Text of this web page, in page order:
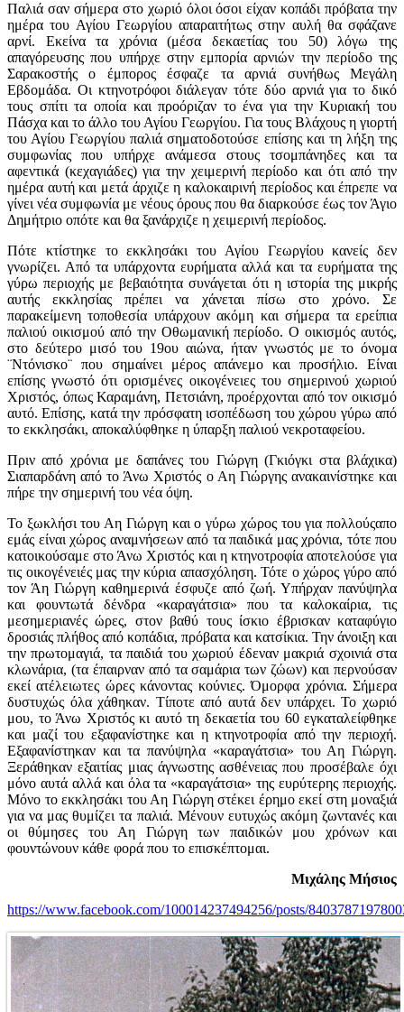
Παλιά σαν σήμερα στο χωριό όλοι όσοι είχαν κοπάδι πρόβατα την
ημέρα του Αγίου Γεωργίου απαραιτήτως στην αυλή θα σφάζανε
αρνί. Εκείνα τα χρόνια (μέσα δεκαετίας του 50) λόγω της
απαγόρευσης που υπήρχε στην εμπορία αρνιών την περίοδο της
Σαρακοστής ο έμπορος έσφαζε τα αρνιά συνήθως Μεγάλη
Εβδομάδα. Οι κτηνοτρόφοι διάλεγαν τότε δύο αρνιά για το δικό
τους σπίτι τα οποία και προόριζαν το ένα για την Κυριακή του
Πάσχα και το άλλο του Αγίου Γεωργίου. Για τους Βλάχους η γιορτή
του Αγίου Γεωργίου παλιά σηματοδοτούσε επίσης και τη λήξη της
συμφωνίας που υπήρχε ανάμεσα στους τσομπάνηδες και τα
αφεντικά (κεχαγιάδες) για την χειμερινή περίοδο και ότι από την
ημέρα αυτή και μετά άρχιζε η καλοκαιρινή περίοδος και έπρεπε να
γίνει νέα συμφωνία με νέους όρους που θα διαρκούσε έως τον Άγιο
Δημήτριο οπότε και θα ξανάρχιζε η χειμερινή περίοδος.
Πότε κτίστηκε το εκκλησάκι του Αγίου Γεωργίου κανείς δεν
γνωρίζει. Από τα υπάρχοντα ευρήματα αλλά και τα ευρήματα της
γύρω περιοχής με βεβαιότητα συνάγεται ότι η ιστορία της μικρής
αυτής εκκλησίας πρέπει να χάνεται πίσω στο χρόνο. Σε
παρακείμενη τοποθεσία υπάρχουν ακόμη και σήμερα τα ερείπια
παλιού οικισμού από την Οθωμανική περίοδο. Ο οικισμός αυτός,
στο δεύτερο μισό του 19ου αιώνα, ήταν γνωστός με το όνομα
¨Ντόνισκο¨ που σημαίνει μέρος απάνεμο και προσήλιο. Είναι
επίσης γνωστό ότι ορισμένες οικογένειες του σημερινού χωριού
Χριστός, όπως Καραμάνη, Πετσιάνη, προέρχονται από τον οικισμό
αυτό. Επίσης, κατά την πρόσφατη ισοπέδωση του χώρου γύρω από
το εκκλησάκι, αποκαλύφθηκε η ύπαρξη παλιού νεκροταφείου.
Πριν από χρόνια με δαπάνες του Γιώργη (Γκιόγκι στα βλάχικα)
Σιαπαρδάνη από το Άνω Χριστός ο Αη Γιώργης ανακαινίστηκε και
πήρε την σημερινή του νέα όψη.
Το ξωκλήσι του Αη Γιώργη και ο γύρω χώρος του για πολλούςαπο
εμάς είναι χώρος αναμνήσεων από τα παιδικά μας χρόνια, τότε που
κατοικούσαμε στο Άνω Χριστός και η κτηνοτροφία αποτελούσε για
τις οικογένειές μας την κύρια απασχόληση. Τότε ο χώρος γύρο από
τον Άη Γιώργη καθημερινά έσφυζε από ζωή. Υπήρχαν πανύψηλα
και φουντωτά δένδρα «καραγάτσια» που τα καλοκαίρια, τις
μεσημεριανές ώρες, στον βαθύ τους ίσκιο έβρισκαν καταφύγιο
δροσιάς πλήθος από κοπάδια, πρόβατα και κατσίκια. Την άνοιξη και
την πρωτομαγιά, τα παιδιά του χωριού έδεναν μακριά σχοινιά στα
κλωνάρια, (τα έπαιρναν από τα σαμάρια των ζώων) και περνούσαν
εκεί ατέλειωτες ώρες κάνοντας κούνιες. Όμορφα χρόνια. Σήμερα
δυστυχώς όλα χάθηκαν. Τίποτε από αυτά δεν υπάρχει. Το χωριό
μου, το Άνω Χριστός κι αυτό τη δεκαετία του 60 εγκαταλείφθηκε
και μαζί του εξαφανίστηκε και η κτηνοτροφία από την περιοχή.
Εξαφανίστηκαν και τα πανύψηλα «καραγάτσια» του Αη Γιώργη.
Ξεράθηκαν εξαιτίας μιας άγνωστης ασθένειας που προσέβαλε όχι
μόνο αυτά αλλά και όλα τα «καραγάτσια» της ευρύτερης περιοχής.
Μόνο το εκκλησάκι του Αη Γιώργη στέκει έρημο εκεί στη μοναξιά
για να μας θυμίζει τα παλιά. Μένουν ευτυχώς ακόμη ζωντανές και
οι θύμησες του Αη Γιώργη των παιδικών μου χρόνων και
φουντώνουν κάθε φορά που το επισκέπτομαι.
Μιχάλης Μήσιος
https://www.facebook.com/100014237494256/posts/